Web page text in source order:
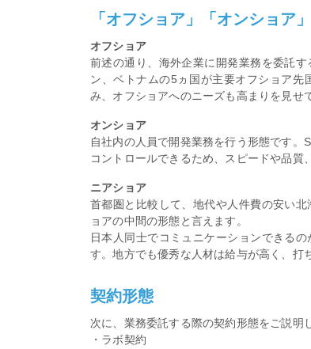
「オフショア」「オンショア
オフショア
前述の通り、海外企業に開発業務を委託
ン、ベトナムの5ヵ国が主要オフショア
み、オフショアへのニーズも高まりを見せ
オンショア
自社内の人員で開発業務を行う形態です
コントロールできるため、スピードや品質
ニアショア
首都圏と比較して、地代や人件費の安い
ョアの中間の形態と言えます。
日本人同士でコミュニケーションできる
す。地方でも優秀な人材は給与が高く、打
契約形態
次に、業務委託する際の契約形態をご説明
・ラボ契約